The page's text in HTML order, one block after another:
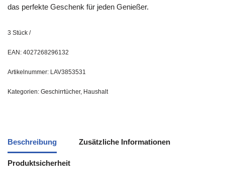
das perfekte Geschenk für jeden Genießer.
3 Stück /
EAN: 4027268296132
Artikelnummer: LAV3853531
Kategorien: Geschirrtücher, Haushalt
Beschreibung Zusätzliche Informationen
Produktsicherheit